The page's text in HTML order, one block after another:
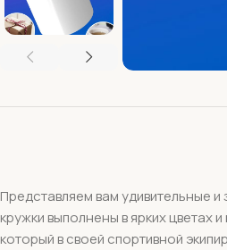
Представляем вам удивительные
кружки выполнены в ярких цветах
который в своей спортивной